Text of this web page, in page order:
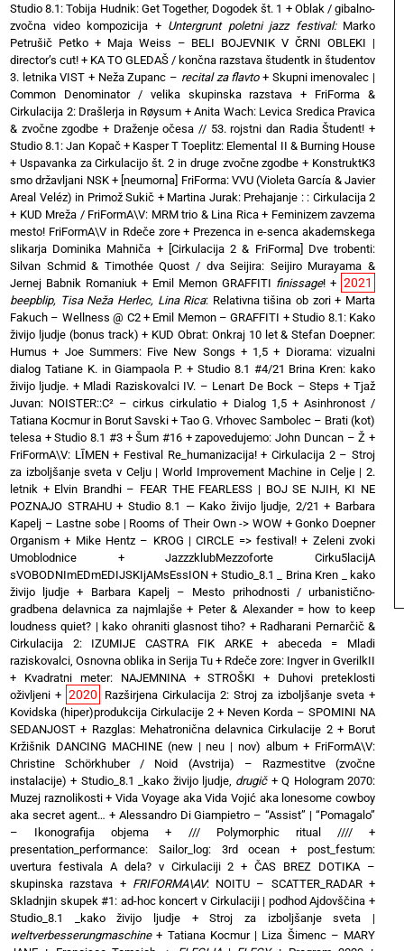
Studio 8.1: Tobija Hudnik: Get Together, Dogodek št. 1 + Oblak / gibalno-
zvočna video kompozicija + Untergrunt poletni jazz festival:Marko
Petrušič Petko+ Maja Weiss – BELI BOJEVNIK V ČRNI OBLEKI |
director’s cut! + KA TO GLEDAŠ / končna razstava študentk in študentov
3. letnika VIST + Neža Zupanc – recital za flavto+ Skupni imenovalec |
Common Denominator / velika skupinska razstava + FriForma &
Cirkulacija 2: Drašlerja in Røysum + Anita Wach: Levica Sredica Pravica
& zvočne zgodbe + Draženje očesa // 53. rojstni dan Radia Študent! +
Studio 8.1: Jan Kopač+ Kasper T Toeplitz: Elemental II & Burning House
+ Uspavanka za Cirkulacijo št. 2 in druge zvočne zgodbe + KonstruktK3
smo državljani NSK+ [neumorna] FriForma: VVU (Violeta García & Javier
Areal Veléz) in Primož Sukič + Martina Jurak: Prehajanje : : Cirkulacija 2
+ KUD Mreža / FriFormA\V: MRM trio & Lina Rica+ Feminizem zavzema
mesto! FriFormA\V in Rdeče zore+ Prezenca in e-senca akademskega
slikarja Dominika Mahniča + [Cirkulacija 2 & FriForma] Dve trobenti:
Silvan Schmid & Timothée Quost / dva Seijira: Seijiro Murayama &
Jernej Babnik Romaniuk + Emil Memon GRAFFITI finissage! + 2021
beepblip, Tisa Neža Herlec, Lina Rica: Relativna tišina ob zori+ Marta
Fakuch – Wellness @ C2+ Emil Memon – GRAFFITI +Studio 8.1: Kako
živijo ljudje (bonus track) + KUD Obrat: Onkraj 10 let & Stefan Doepner:
Humus + Joe Summers: Five New Songs + 1,5 + Diorama: vizualni
dialog Tatiane K. in Giampaola P. + Studio 8.1 #4/21 Brina Kren: kako
živijo ljudje. + Mladi Raziskovalci IV. – Lenart De Bock – Steps +Tjaž
Juvan: NOISTER::C² – cirkus cirkulatio + Dialog 1,5 + Asinhronost /
Tatiana Kocmur in Borut Savski + Tao G. Vrhovec Sambolec – Brati (kot)
telesa +Studio 8.1 #3 + Šum #16 +zapovedujemo: John Duncan – Ž +
FriFormA\V: LĪMEN+ Festival Re_humanizacija!+Cirkulacija 2 – Stroj
za izboljšanje sveta v Celju | World Improvement Machine in Celje | 2.
letnik + Elvin Brandhi – FEAR THE FEARLESS | BOJ SE NJIH, KI NE
POZNAJO STRAHU+ Studio 8.1 — Kako živijo ljudje, 2/21 + Barbara
Kapelj – Lastne sobe | Rooms of Their Own -> WOW+Gonko Doepner
Organism + Mike Hentz – KROG | CIRCLE => festival! + Zeleni zvoki
Umoblodnice +JazzzklubMezzoforte Cirku5lacijA
sVOBODNImEDmEDIJSKIjAMsEssION + Studio_8.1 _ Brina Kren _ kako
živijo ljudje + Barbara Kapelj – Mesto prihodnosti / urbanistično-
gradbena delavnica za najmlajše + Peter & Alexander = how to keep
loudness quiet? | kako ohraniti glasnost tiho? + Radharani Pernarčič &
Cirkulacija 2: IZUMIJE CASTRA FIK ARKE+ abeceda = Mladi
raziskovalci, Osnovna oblika in Serija Tu + Rdeče zore: Ingver in GverilkII
+ Kvadratni meter: NAJEMNINA + STROŠKI + Duhovi preteklosti
oživljeni + 2020 Razširjena Cirkulacija 2: Stroj za izboljšanje sveta +
Kovidska (hiper)produkcija Cirkulacije 2 + Neven Korda – SPOMINI NA
SEDANJOST + Razglas: Mehatronična delavnica Cirkulacije 2+ Borut
Kržišnik DANCING MACHINE (new | neu | nov) album + FriFormA\V:
Christine Schörkhuber / Noid (Avstrija) – Razmestitve (zvočne
instalacije) + Studio_8.1 _kako živijo ljudje, drugič+Q Hologram 2070:
Muzej raznolikosti+Vida Voyage aka Vida Vojić aka lonesome cowboy
aka secret agent… + Alessandro Di Giampietro – “Assist” | “Pomagalo”
– Ikonografija objema + /// Polymorphic ritual ////+
presentation_performance: Sailor_log: 3rd ocean +post_festum:
uvertura festivala A dela? v Cirkulaciji 2 +ČAS BREZ DOTIKA –
skupinska razstava + FRIFORMA\AV: NOITU – SCATTER_RADAR+
Skladnjin skupek #1: ad-hoc koncert v Cirkulaciji | podhod Ajdovščina +
Studio_8.1 _kako živijo ljudje +Stroj za izboljšanje sveta |
weltverbesserungmaschine+ Tatiana Kocmur | Liza Šimenc – MARY